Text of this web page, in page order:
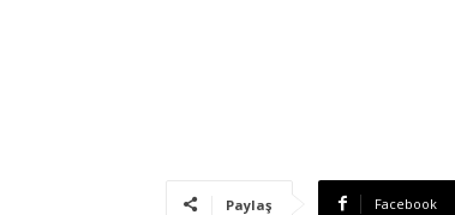
Paylaş Facebook